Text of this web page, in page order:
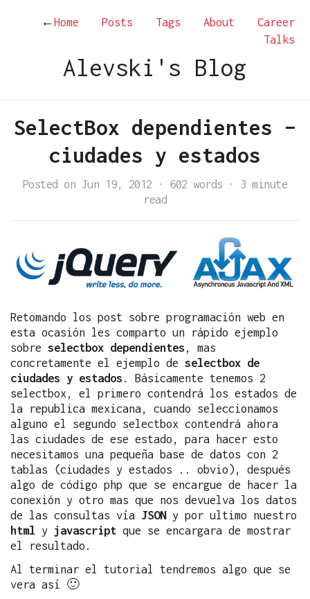
←Home Posts Tags About
Career
Talks
Alevski's Blog
SelectBox dependientes –
ciudades y estados
Posted on Jun 19, 2012 · 602 words · 3 minute
read
Retomando los post sobre programación web en
esta ocasión les comparto un rápido ejemplo
sobre selectbox dependientes , mas
concretamente el ejemplo de selectbox de
ciudades y estados . Básicamente tenemos 2
selectbox, el primero contendrá los estados de
la republica mexicana, cuando seleccionamos
alguno el segundo selectbox contendrá ahora
las ciudades de ese estado, para hacer esto
necesitamos una pequeña base de datos con 2
tablas (ciudades y estados .. obvio), después
algo de código php que se encargue de hacer la
conexión y otro mas que nos devuelva los datos
de las consultas vía JSONy por ultimo nuestro
html y javascript que se encargara de mostrar
el resultado.
Al terminar el tutorial tendremos algo que se
vera así 🙂